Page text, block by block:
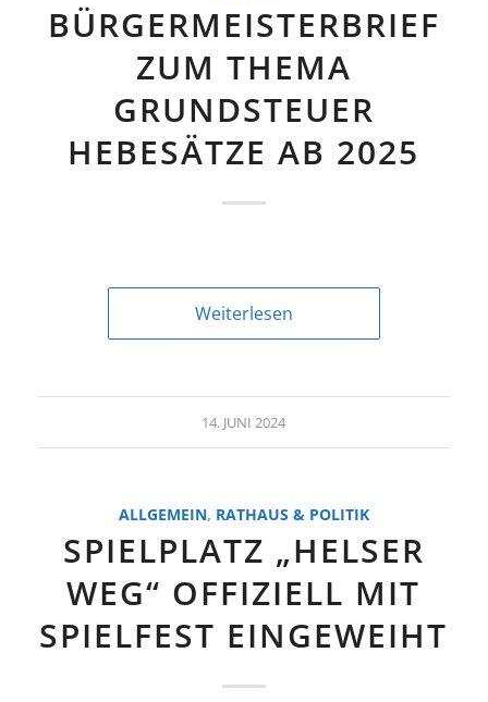
BÜRGERMEISTERBRIEF
ZUM THEMA
GRUNDSTEUER
HEBESÄTZE AB 2025
Weiterlesen
14. JUNI 2024
ALLGEMEIN, RATHAUS & POLITIK
SPIELPLATZ „HELSER
WEG“ OFFIZIELL MIT
SPIELFEST EINGEWEIHT